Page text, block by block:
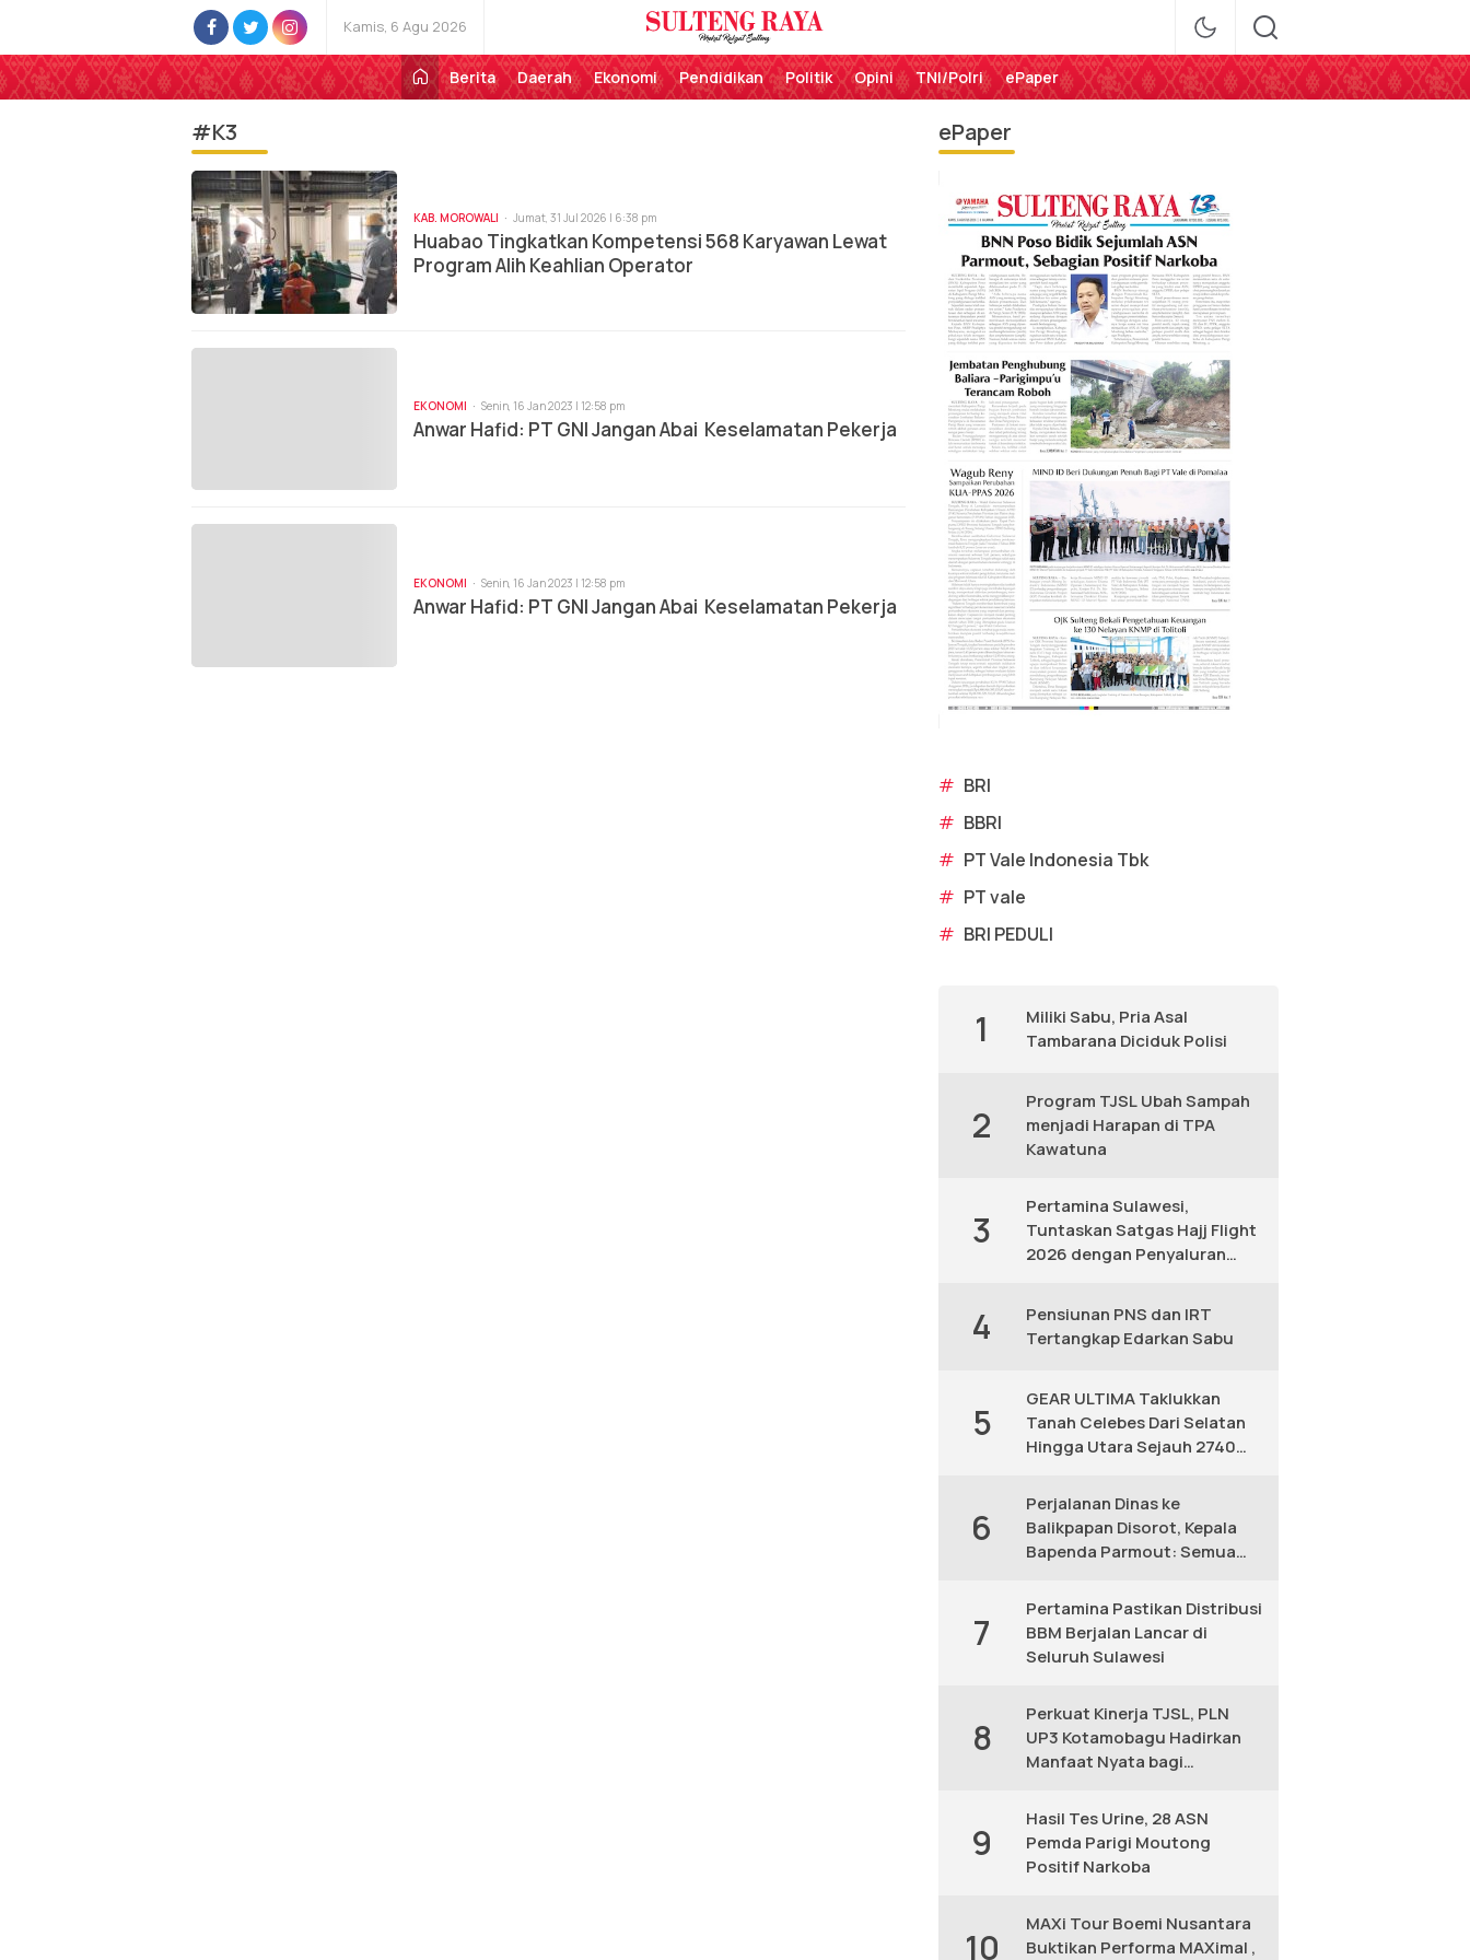
Kamis, 6 Agu 2026
Sulteng Raya
Perekat Rakyat Sulteng
Berita
Daerah Ekonomi Pendidikan Politik Opini TNI/Polri ePaper
#K3
KAB. MOROWALI Jumat, 31 Jul 2026 | 6:38 pm
Huabao Tingkatkan Kompetensi 568 Karyawan Lewat
Program Alih Keahlian Operator
EKONOMI Senin, 16 Jan 2023 | 12:58 pm
Anwar Hafid: PT GNI Jangan Abai Keselamatan Pekerja
EKONOMI Senin, 16 Jan 2023 | 12:58 pm
Anwar Hafid: PT GNI Jangan Abai Keselamatan Pekerja
ePaper
# BRI
# BBRI
# PT Vale Indonesia Tbk
# PT vale
# BRI PEDULI
1
Miliki Sabu, Pria Asal
Tambarana Diciduk Polisi
2
Program TJSL Ubah Sampah
menjadi Harapan di TPA
Kawatuna
3
Pertamina Sulawesi,
Tuntaskan Satgas Hajj Flight
2026 dengan Penyaluran
4
Pensiunan PNS dan IRT
Tertangkap Edarkan Sabu
5
GEAR ULTIMA Taklukkan
Tanah Celebes Dari Selatan
Hingga Utara Sejauh 2740
6
Perjalanan Dinas ke
Balikpapan Disorot, Kepala
Bapenda Parmout: Semua
7
Pertamina Pastikan Distribusi
BBM Berjalan Lancar di
Seluruh Sulawesi
8
Perkuat Kinerja TJSL, PLN
UP3 Kotamobagu Hadirkan
Manfaat Nyata bagi
9
Hasil Tes Urine, 28 ASN
Pemda Parigi Moutong
Positif Narkoba
10
MAXi Tour Boemi Nusantara
Buktikan Performa MAXimal ,